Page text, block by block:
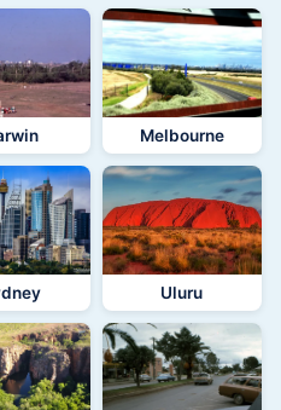
Melbourne
Uluru